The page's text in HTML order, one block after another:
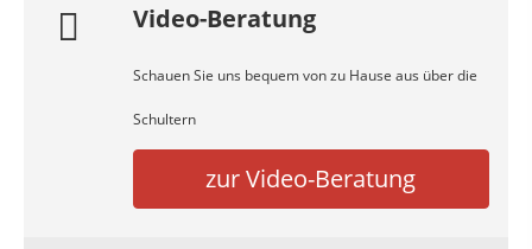
Video-Beratung
Schauen Sie uns bequem von zu Hause aus über die
Schultern
zur Video-Beratung